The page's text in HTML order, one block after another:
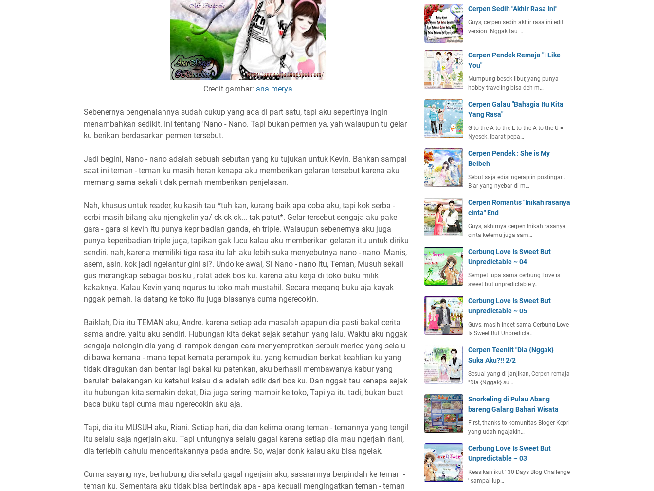
Credit gambar: ana merya
Sebenernya pengenalannya sudah cukup yang ada di part satu, tapi aku sepertinya ingin
menambahkan sedikit. Ini tentang 'Nano - Nano. Tapi bukan permen ya, yah walaupun tu gelar
ku berikan berdasarkan permen tersebut.
Jadi begini, Nano - nano adalah sebuah sebutan yang ku tujukan untuk Kevin. Bahkan sampai
saat ini teman - teman ku masih heran kenapa aku memberikan gelaran tersebut karena aku
memang sama sekali tidak pernah memberikan penjelasan.
Nah, khusus untuk reader, ku kasih tau *tuh kan, kurang baik apa coba aku, tapi kok serba -
serbi masih bilang aku njengkelin ya/ ck ck ck... tak patut*. Gelar tersebut sengaja aku pake
gara - gara si kevin itu punya kepribadian ganda, eh triple. Walaupun sebenernya aku juga
punya keperibadian triple juga, tapikan gak lucu kalau aku memberikan gelaran itu untuk diriku
sendiri. nah, karena memiliki tiga rasa itu lah aku lebih suka menyebutnya nano - nano. Manis,
asem, asin. kok jadi ngelantur gini si?. Undo ke awal, Si Nano - nano itu, Teman, Musuh sekali
gus merangkap sebagai bos ku , ralat adek bos ku. karena aku kerja di toko buku milik
kakaknya. Kalau Kevin yang ngurus tu toko mah mustahil. Secara megang buku aja kayak
nggak pernah. Ia datang ke toko itu juga biasanya cuma ngerecokin.
Baiklah, Dia itu TEMAN aku, Andre. karena setiap ada masalah apapun dia pasti bakal cerita
sama andre. yaitu aku sendiri. Hubungan kita dekat sejak setahun yang lalu. Waktu aku nggak
sengaja nolongin dia yang di rampok dengan cara menyemprotkan serbuk merica yang selalu
di bawa kemana - mana tepat kemata perampok itu. yang kemudian berkat keahlian ku yang
tidak diragukan dan bentar lagi bakal ku patenkan, aku berhasil membawanya kabur yang
barulah belakangan ku ketahui kalau dia adalah adik dari bos ku. Dan nggak tau kenapa sejak
itu hubungan kita semakin dekat, Dia juga sering mampir ke toko, Tapi ya itu tadi, bukan buat
baca buku tapi cuma mau ngerecokin aku aja.
Tapi, dia itu MUSUH aku, Riani. Setiap hari, dia dan kelima orang teman - temannya yang tengil
itu selalu saja ngerjain aku. Tapi untungnya selalu gagal karena setiap dia mau ngerjain riani,
dia terlebih dahulu menceritakannya pada andre. So, wajar donk kalau aku bisa ngelak.
Cuma sayang nya, berhubung dia selalu gagal ngerjain aku, sasarannya berpindah ke teman -
teman ku. Sementara aku tidak bisa bertindak apa - apa kecuali mengingatkan teman - teman
Cerpen Sedih "Akhir Rasa Ini"
Guys, cerpen sedih akhir rasa ini edit
version. Nggak tau …
Cerpen Pendek Remaja "I Like
You"
Mumpung besok libur, yang punya
hobby traveling bisa deh m…
Cerpen Galau "Bahagia Itu Kita
Yang Rasa"
G to the A to the L to the A to the U =
Nyesek. Ibarat pepa…
Cerpen Pendek : She is My
Beibeh
Sebut saja edisi ngerapiin postingan.
Biar yang nyebar di m…
Cerpen Romantis "Inikah rasanya
cinta" End
Guys, akhirnya cerpen Inikah rasanya
cinta ketemu juga sam…
Cerbung Love Is Sweet But
Unpredictable ~ 04
Sempet lupa sama cerbung Love is
sweet but unpredictable y…
Cerbung Love Is Sweet But
Unpredictable ~ 05
Guys, masih inget sama Cerbung Love
Is Sweet But Unpredicta…
Cerpen Teenlit "Dia {Nggak}
Suka Aku?!! 2/2
Sesuai yang di janjikan, Cerpen remaja
"Dia {Nggak} su…
Snorkeling di Pulau Abang
bareng Galang Bahari Wisata
First, thanks to komunitas Bloger Kepri
yang udah ngajakin…
Cerbung Love Is Sweet But
Unpredictable ~ 03
Keasikan ikut ' 30 Days Blog Challenge
' sampai lup…